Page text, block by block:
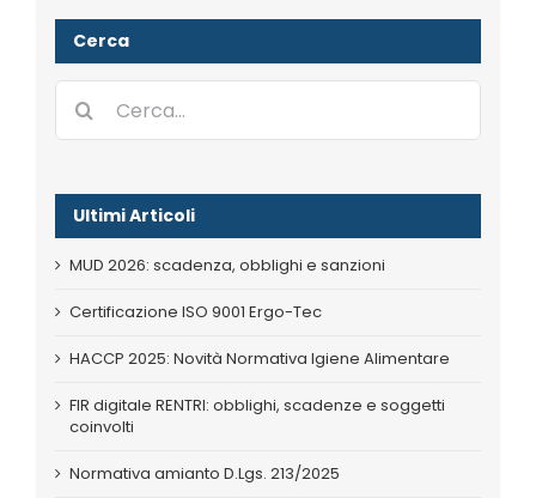
Cerca
per:
Ultimi Articoli
MUD 2026: scadenza, obblighi e sanzioni
Certificazione ISO 9001 Ergo-Tec
HACCP 2025: Novità Normativa Igiene Alimentare
FIR digitale RENTRI: obblighi, scadenze e soggetti
coinvolti
Normativa amianto D.Lgs. 213/2025